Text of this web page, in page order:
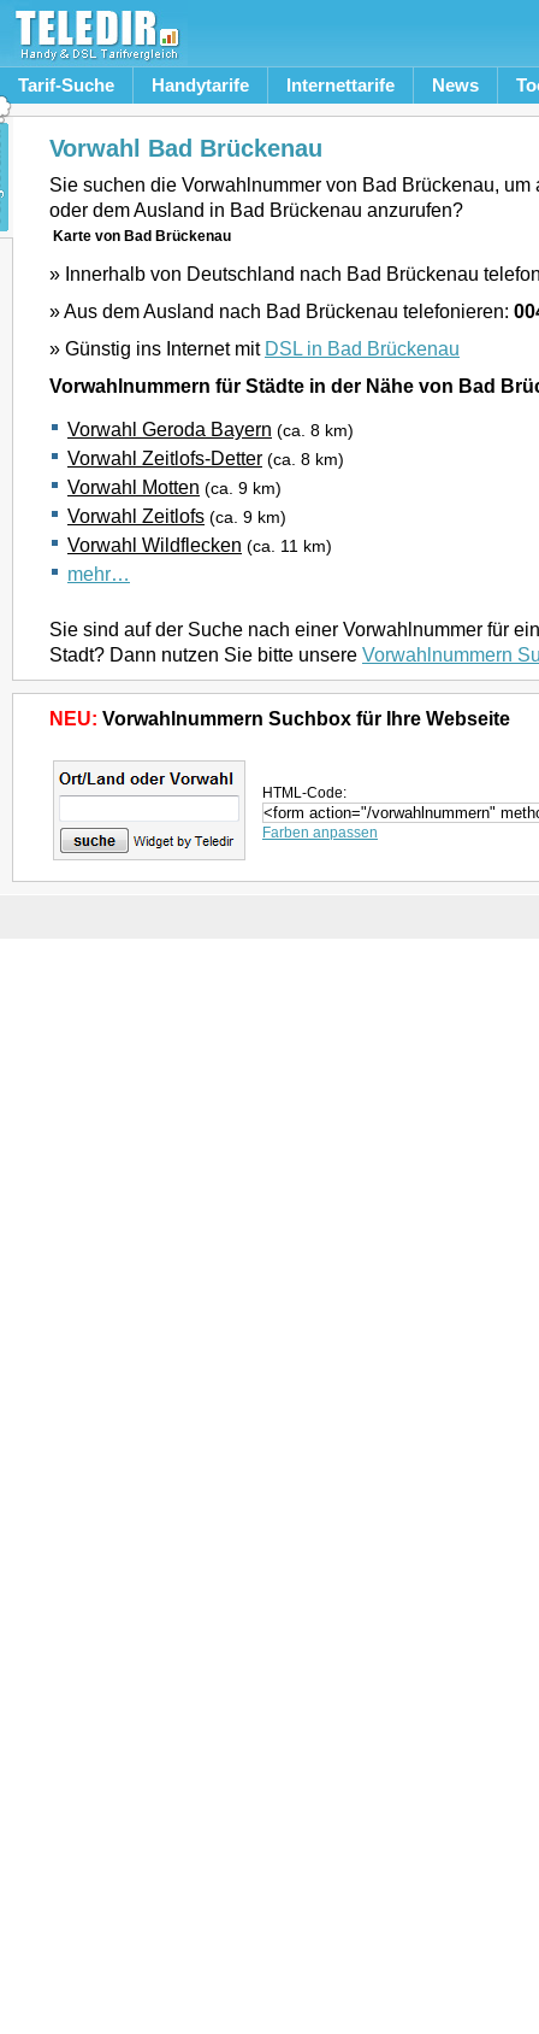
Tarif-Suche Handytarife Internettarife News
Vorwahl Bad Brückenau
Sie suchen die Vorwahlnummer von Bad Brückenau, um
oder dem Ausland in Bad Brückenau anzurufen?
Karte von Bad Brückenau
» Innerhalb von Deutschland nach Bad Brückenau
» Aus dem Ausland nach Bad Brückenau telefonieren:
» Günstig ins Internet mit DSL in Bad Brückenau
Vorwahlnummern für Städte in der Nähe von Bad
Vorwahl Geroda Bayern (ca. 8 km)
Vorwahl Zeitlofs-Detter (ca. 8 km)
Vorwahl Motten (ca. 9 km)
Vorwahl Zeitlofs (ca. 9 km)
Vorwahl Wildflecken (ca. 11 km)
mehr…
Sie sind auf der Suche nach einer Vorwahlnummer für
Stadt? Dann nutzen Sie bitte unsere Vorwahlnummern
NEU: Vorwahlnummern Suchbox für Ihre Webseite
HTML-Code:
Farben anpassen